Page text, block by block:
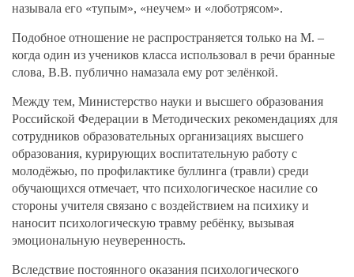
называла его «тупым», «неучем» и «лоботрясом».
Подобное отношение не распространяется только на М. –
когда один из учеников класса использовал в речи бранные
слова, В.В. публично намазала ему рот зелёнкой.
Между тем, Министерство науки и высшего образования
Российской Федерации в Методических рекомендациях для
сотрудников образовательных организациях высшего
образования, курирующих воспитательную работу с
молодёжью, по профилактике буллинга (травли) среди
обучающихся отмечает, что психологическое насилие со
стороны учителя связано с воздействием на психику и
наносит психологическую травму ребёнку, вызывая
эмоциональную неуверенность.
Вследствие постоянного оказания психологического